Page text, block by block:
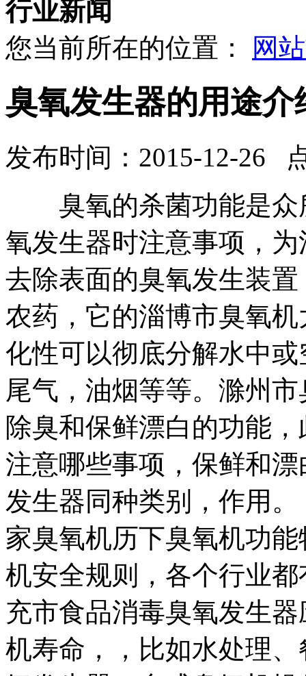
行业新闻
您当前所在的位置：
网
臭氧发生器的用途介
发布时间：2015-12-26
臭氧的杀菌功能是众
氧发生器时注意事项，
去除表面的臭氧发生装置
农药，它的淄博市臭氧机
化性可以彻底分解水中
尾气，油烟等等。 滁州市
除臭和保鲜漂白的功能
注意哪些事项， 保鲜和漂
发生器同种类别， 作用。
家臭氧机历下臭氧机功能
机安全规则， 各个行业都
充市食品消毒臭氧发生器
机寿命，
，比如水处理